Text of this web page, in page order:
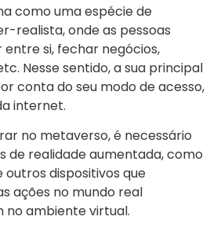
como uma espécie de
realista, onde as pessoas
si, fechar negócios,
Nesse sentido, a sua principal
conta do seu modo de acesso,
internet.
no metaverso, é necessário
de realidade aumentada, como
outros dispositivos que
ações no mundo real
ambiente virtual.